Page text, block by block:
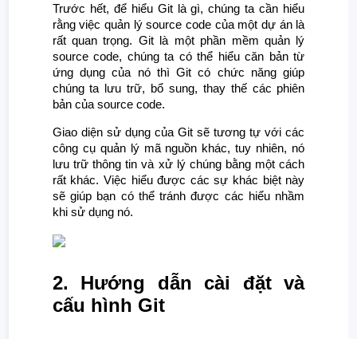
Trước hết, để hiểu Git là gì, chúng ta cần hiểu
rằng việc quản lý source code của một dự án là
rất quan trọng. Git là một phần mềm quản lý
source code, chúng ta có thể hiểu căn bản từ
ứng dụng của nó thì Git có chức năng giúp
chúng ta lưu trữ, bổ sung, thay thế các phiên
bản của source code.
Giao diện sử dụng của Git sẽ tương tự với các
công cụ quản lý mã nguồn khác, tuy nhiên, nó
lưu trữ thông tin và xử lý chúng bằng một cách
rất khác. Việc hiểu được các sự khác biệt này
sẽ giúp bạn có thể tránh được các hiểu nhầm
khi sử dụng nó.
2. Hướng dẫn cài đặt và
cấu hình Git